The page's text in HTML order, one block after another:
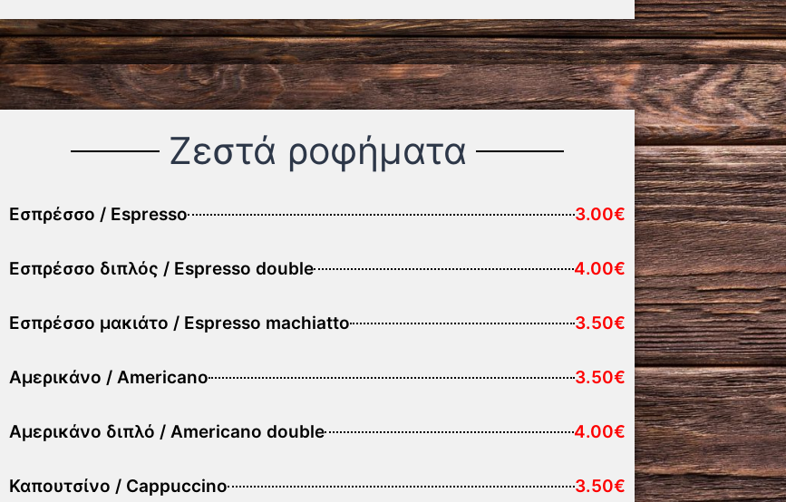
Ζεστά ροφήματα
Εσπρέσσο / Espresso 3.00€
Εσπρέσσο διπλός / Espresso double 4.00€
Εσπρέσσο μακιάτο / Espresso machiatto 3.50€
Αμερικάνο / Americano 3.50€
Αμερικάνο διπλό / Americano double 4.00€
Καπουτσίνο / Cappuccino 3.50€